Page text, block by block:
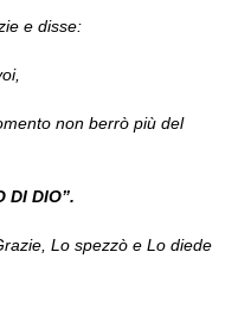
e disse:
non berrò più del
DI DIO”.
Lo spezzò e Lo diede